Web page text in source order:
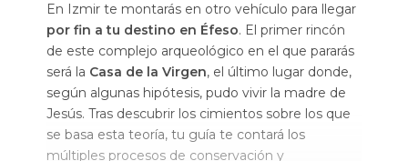
En Izmir te montarás en otro vehículo para llegar
por fin a tu destino en Éfeso. El primer rincón
de este complejo arqueológico en el que pararás
será la Casa de la Virgen, el último lugar donde,
según algunas hipótesis, pudo vivir la madre de
Jesús. Tras descubrir los cimientos sobre los que
se basa esta teoría, tu guía te contará los
múltiples procesos de conservación y